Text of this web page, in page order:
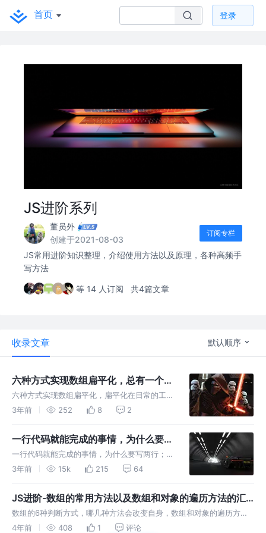
首页 登录
JS进阶系列
董员外
创建于2021-08-03
订阅专栏
JS常用进阶知识整理，介绍使用方法以及原理，各种高频手
写方法
等 14 人订阅 共4篇文章
收录文章 默认顺序
六种方式实现数组扁平化，总有一个适
合你
六种方式实现数组扁平化，扁平化在日常的工作
中我们也会经常用到，也是面试时经常考的一道
3年前 252 8 2
一行代码就能完成的事情，为什么要写
两行
一行代码就能完成的事情，为什么要写两行；常
用的单行代码技巧，迷惑同事的操作，让人看着
3年前 15k 215 64
JS进阶-数组的常用方法以及数组和对象的遍历方法的汇
总
数组的6种判断方式，哪几种方法会改变自身，数组和对象的遍历方
式，类数组有哪些。数组的常用方法以及数组和对象的遍历方法的汇总
4年前 408 1 评论